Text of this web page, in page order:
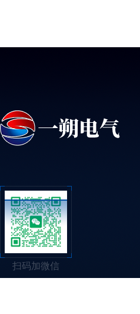
扫码加微信